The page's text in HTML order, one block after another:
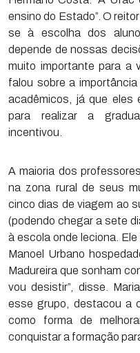
ensino do Estado”. O
se à escolha dos
depende de nossas
muito importante para a
falou sobre a
acadêmicos, já que eles
para realizar a
incentivou.
A maioria dos
na zona rural de seus
cinco dias de viagem ao
(podendo chegar a sete
à escola onde leciona.
Manoel Urbano
Madureira que sonham
vou desistir”, disse.
esse grupo, destacou a
como forma de
conquistar a formação